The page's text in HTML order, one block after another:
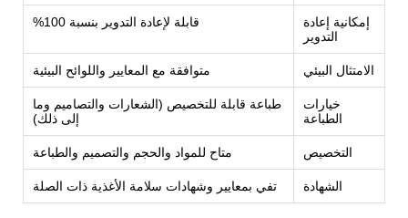
إمكانية إعادة
التدوير
قابلة لإعادة التدوير بنسبة 100%
الامتثال البيئي متوافقة مع المعايير واللوائح البيئية
خيارات
الطباعة
طباعة قابلة للتخصيص (الشعارات والتصاميم وما
إلى ذلك)
التخصيص متاح للمواد والحجم والتصميم والطباعة
الشهادة تفي بمعايير وشهادات سلامة الأغذية ذات الصلة